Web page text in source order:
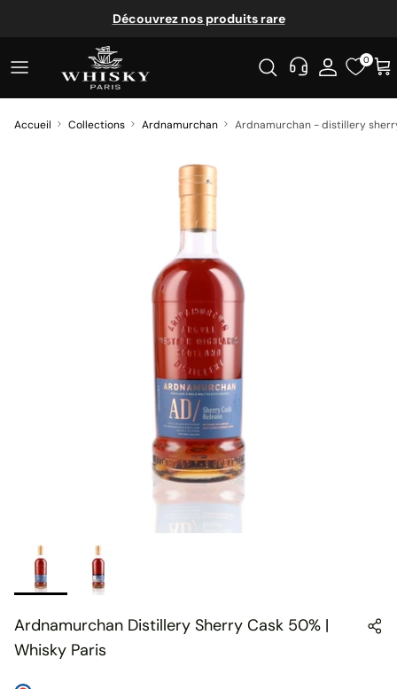
Découvrez nos produits rare
0
Accueil Collections Ardnamurchan Ardnamurchan - distillery
Ardnamurchan Distillery Sherry Cask 50% |
Whisky Paris